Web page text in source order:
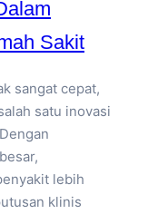
Sakit
sangat cepat,
satu inovasi
lebih
klinis